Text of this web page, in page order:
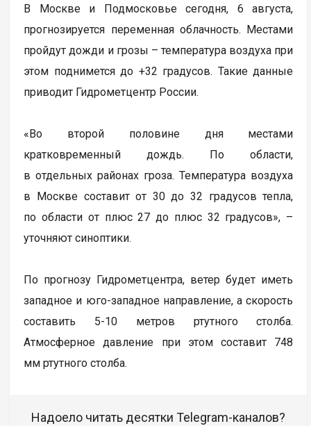
В Москве и Подмосковье сегодня, 6 августа,
прогнозируется переменная облачность. Местами
пройдут дожди и грозы – температура воздуха при
этом поднимется до +32 градусов. Такие данные
приводит Гидрометцентр России.
«Во второй половине дня местами
кратковременный дождь. По области,
в отдельных районах гроза. Температура воздуха
в Москве составит от 30 до 32 градусов тепла,
по области от плюс 27 до плюс 32 градусов», –
уточняют синоптики.
По прогнозу Гидрометцентра, ветер будет иметь
западное и юго-западное направление, а скорость
составить 5-10 метров ртутного столба.
Атмосферное давление при этом составит 748
мм ртутного столба.
Надоело читать десятки Telegram-каналов?